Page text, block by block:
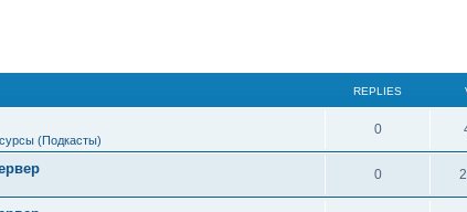
REPLIES
(Подкасты)
0R
e
0R
e